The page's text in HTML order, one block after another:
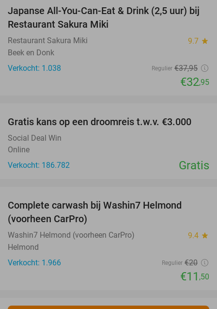
13%
Japanse All-You-Can-Eat & Drink (2,5 uur) bij
Restaurant Sakura Miki
Restaurant Sakura Miki 9.7 star
Beek en Donk
Verkocht: 1.038
Regulier €37,95
€32,95
Gratis kans op een droomreis t.w.v. €3.000
Social Deal Win
Online
Verkocht: 186.782
Gratis
Complete carwash bij Washin7 Helmond
(voorheen CarPro)
Washin7 Helmond (voorheen CarPro) 9.4 star
Helmond
Verkocht: 1.966
Regulier €20
€11 ,50